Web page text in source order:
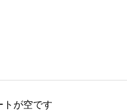
トが空です